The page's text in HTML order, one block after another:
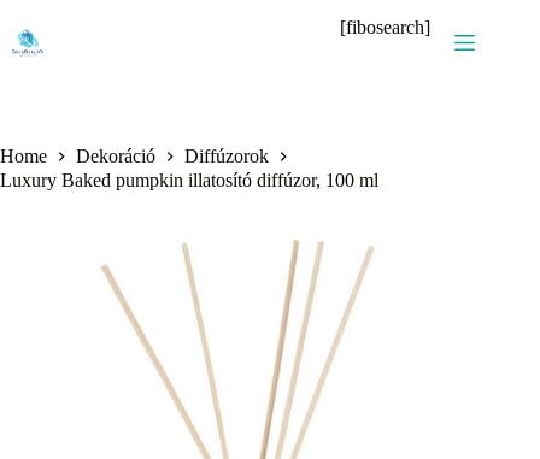
content
[fibosearch]
Home Dekoráció
Diffúzorok
Luxury Baked pumpkin illatosító diffúzor, 100 ml